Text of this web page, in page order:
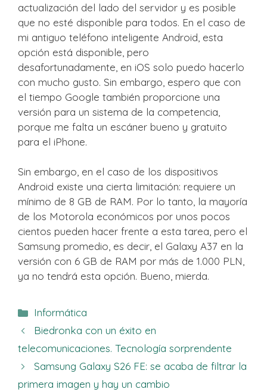
actualización del lado del servidor y es posible
que no esté disponible para todos. En el caso de
mi antiguo teléfono inteligente Android, esta
opción está disponible, pero
desafortunadamente, en iOS solo puedo hacerlo
con mucho gusto. Sin embargo, espero que con
el tiempo Google también proporcione una
versión para un sistema de la competencia,
porque me falta un escáner bueno y gratuito
para el iPhone.
Sin embargo, en el caso de los dispositivos
Android existe una cierta limitación: requiere un
mínimo de 8 GB de RAM. Por lo tanto, la mayoría
de los Motorola económicos por unos pocos
cientos pueden hacer frente a esta tarea, pero el
Samsung promedio, es decir, el Galaxy A37 en la
versión con 6 GB de RAM por más de 1.000 PLN,
ya no tendrá esta opción. Bueno, mierda.
Categorías
Informática
Biedronka con un éxito en
telecomunicaciones. Tecnología sorprendente
Samsung Galaxy S26 FE: se acaba de filtrar la
primera imagen y hay un cambio